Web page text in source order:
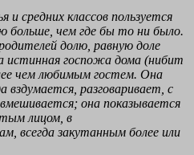
и средних классов пользуется
больше, чем где бы то ни было.
долю, равную доле
истинная госпожа дома (нибит
чем любимым гостем. Она
вздумается, разговаривает, с
она показывается
лицом, в
всегда закутанным более или